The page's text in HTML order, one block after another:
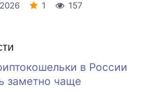
1
157
в России
заметно чаще